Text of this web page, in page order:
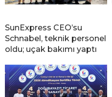
SunExpress CEO’su
Schnabel, teknik personel
oldu; uçak bakımı yaptı